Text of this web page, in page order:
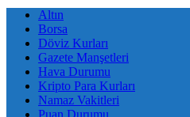
Altın
Borsa
Döviz Kurları
Gazete Manşetleri
Hava Durumu
Kripto Para Kurları
Namaz Vakitleri
Puan Durumu